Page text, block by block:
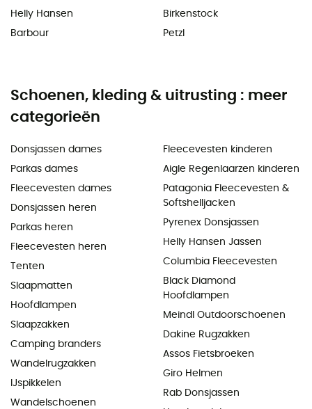
Helly Hansen
Barbour
Birkenstock
Petzl
Schoenen, kleding & uitrusting : meer
categorieën
Donsjassen dames
Parkas dames
Fleecevesten dames
Donsjassen heren
Parkas heren
Fleecevesten heren
Tenten
Slaapmatten
Hoofdlampen
Slaapzakken
Camping branders
Wandelrugzakken
IJspikkelen
Wandelschoenen
Fleecevesten kinderen
Aigle Regenlaarzen kinderen
Patagonia Fleecevesten &
Softshelljacken
Pyrenex Donsjassen
Helly Hansen Jassen
Columbia Fleecevesten
Black Diamond
Hoofdlampen
Meindl Outdoorschoenen
Dakine Rugzakken
Assos Fietsbroeken
Giro Helmen
Rab Donsjassen